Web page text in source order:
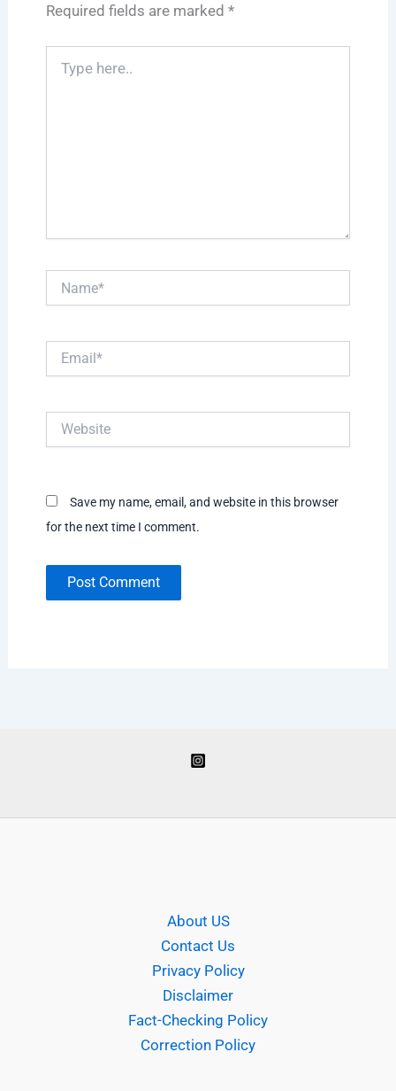
Required fields are marked *
here..
Save my name, email, and website in this browser
for the next time I comment.
About US
Contact Us
Privacy Policy
Disclaimer
Fact-Checking Policy
Correction Policy